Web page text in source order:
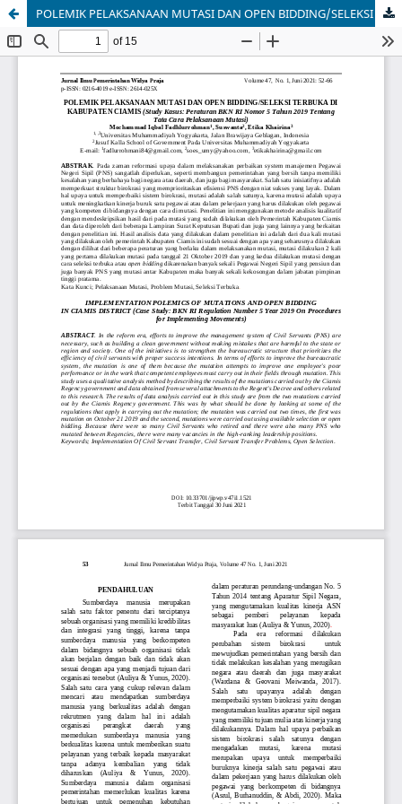
POLEMIK PELAKSANAAN MUTASI DAN OPEN BIDDING/SELEKSI TERBUKA DI KABUPATEN CIAMIS (Study Kasus: Peraturan BKN RI Nomor 5 Tahun 2019 Tentang Tata Cara Pelaksanaan Mutasi)